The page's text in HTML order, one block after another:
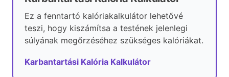
Ez a fenntartó kalóriakalkulátor lehetővé
teszi, hogy kiszámítsa a testének jelenlegi
súlyának megőrzéséhez szükséges kalóriákat.
Karbantartási Kalória Kalkulátor